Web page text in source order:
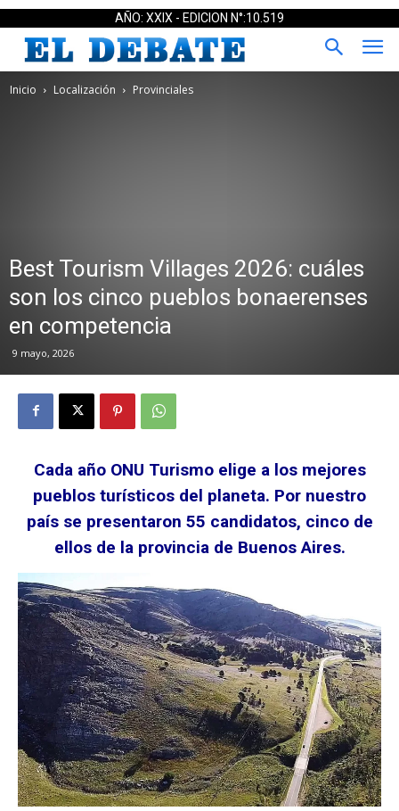
AÑO: XXIX - EDICION N°:10.519
Inicio Localización Provinciales
Best Tourism Villages 2026: cuáles
son los cinco pueblos bonaerenses
en competencia
9 mayo, 2026
Cada año ONU Turismo elige a los mejores
pueblos turísticos del planeta. Por nuestro
país se presentaron 55 candidatos, cinco de
ellos de la provincia de Buenos Aires.